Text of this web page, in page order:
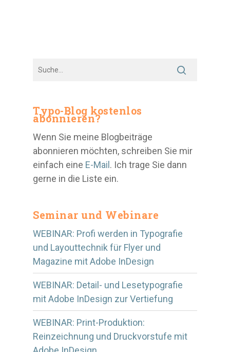
Typo-Blog kostenlos
abonnieren?
Wenn Sie meine Blogbeiträge
abonnieren möchten, schreiben Sie mir
einfach eine E-Mail . Ich trage Sie dann
gerne in die Liste ein.
Seminar und Webinare
WEBINAR: Profi werden in Typografie
und Layouttechnik für Flyer und
Magazine mit Adobe InDesign
WEBINAR: Detail- und Lesetypografie
mit Adobe InDesign zur Vertiefung
WEBINAR: Print-Produktion:
Reinzeichnung und Druckvorstufe mit